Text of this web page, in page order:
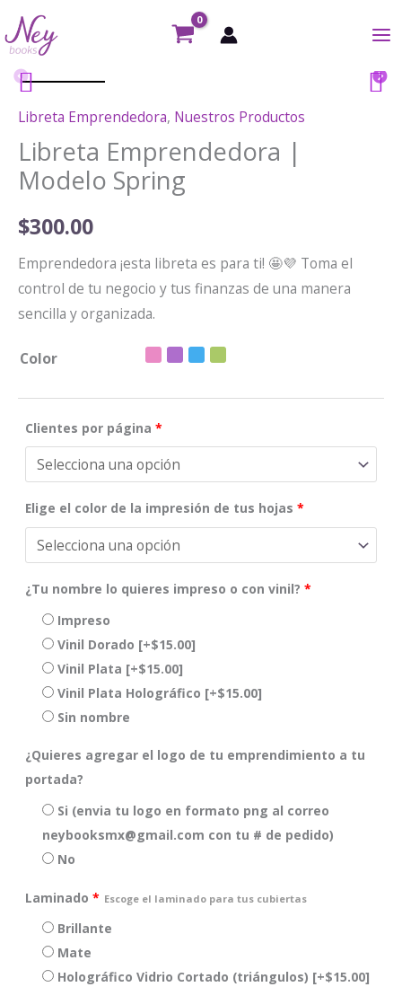
al
contenido
Libreta Emprendedora, Nuestros Productos
Libreta Emprendedora |
Modelo Spring
$300.00
Emprendedora ¡esta libreta es para ti! 🤩💜 Toma el
control de tu negocio y tus finanzas de una manera
sencilla y organizada.
Color
Clientes por página *
Elige el color de la impresión de tus hojas *
¿Tu nombre lo quieres impreso o con vinil? *
Impreso
Vinil Dorado [+$15.00]
Vinil Plata [+$15.00]
Vinil Plata Holográfico [+$15.00]
Sin nombre
¿Quieres agregar el logo de tu emprendimiento a tu
portada?
Si (envia tu logo en formato png al correo
neybooksmx@gmail.com con tu # de pedido)
No
Laminado * Escoge el laminado para tus cubiertas
Brillante
Mate
Holográfico Vidrio Cortado (triángulos) [+$15.00]